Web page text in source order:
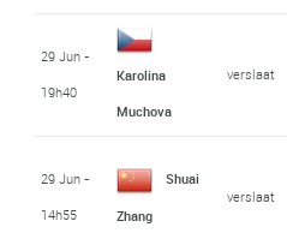
29 Jun -
19h40
Karolina
Muchova
verslaat
29 Jun -
14h55
Shuai
Zhang
verslaat